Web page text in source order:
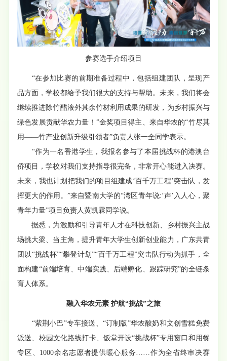
参赛选手介绍项目
“在参加比赛的前期准备过程中，包括组建团队，呈现产
品方面，学校都给予我们很大的支持与帮助。未来，我们将会
继续推进除竹醋液外其余竹材利用成果的研发，为乡村振兴与
绿色发展贡献华农力量！”金奖项目得主、来自华农的“竹尽其
用——竹产业创新升级引领者”负责人张一全同学表示。
“作为一名香港学生，我报名参与了本届挑战杯的港澳台
侨项目，学校对我们支持指导很完备，非常开心能进入决赛。
未来，我也计划把我们的项目组建成‘百千万工程’突击队，发
挥更大的作用。”来自暨南大学的“湾区青年说:‘声’入人心，聚
青年力量”项目负责人黄凯霖同学说。
据悉，为激励和引导青年人才在科技创新、乡村振兴主战
场挑大梁、当主角，提升青年大学生创新创业能力，广东共青
团以“挑战杯”“攀登计划”“百千万工程”突击队行动为抓手，全
面构建“前端培育、中端实践、后端孵化、跟踪研究”的全链条
育人体系。
融入华农元素 护航“挑战”之旅
“紫荆小巴”专车接送、“订制版”华农酸奶和文创雪糕免费
派送、校园文化路线打卡、饭堂开设“挑战杯”专用窗口和用餐
专区、1000余名志愿者提供暖心服务……作为全省终审决赛